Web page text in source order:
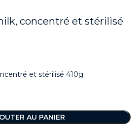
concentré et stérilisé
et stérilisé 410g
AU PANIER